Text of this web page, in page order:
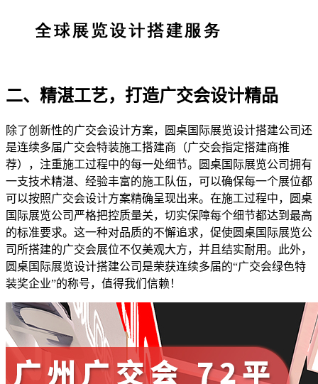
二、精湛工艺，打造广交会设计精品
除了创新性的广交会设计方案，圆桌国际展览设计搭建公司还
是连续多届广交会特装施工搭建商（广交会指定搭建商推
荐），注重施工过程中的每一处细节。圆桌国际展览公司拥有
一支技术精湛、经验丰富的施工队伍，可以确保每一个展位都
可以按照广交会设计方案精确呈现出来。在施工过程中，圆桌
国际展览公司严格把控质量关，切实保障每个细节都达到最高
的标准要求。这一种对品质的不懈追求，促使圆桌国际展览公
司所搭建的广交会展位不仅美观大方，并且结实耐用。此外，
圆桌国际展览设计搭建公司是荣获连续多届的“广交会绿色特
装奖企业”的称号，值得我们信赖！